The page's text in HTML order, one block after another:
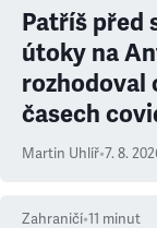
Patříš před
útoky na
rozhodoval
časech
Martin Uhlíř•7. 8.
Zahraničí•11 minut